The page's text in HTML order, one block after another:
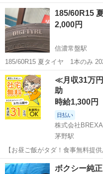
たのでまだまだ使えると思います
長野 大町市 信濃常盤駅
185/60R15
2,000円
信濃常盤駅
185/60R15 夏タイヤ 1本のみ
だまだ使えると思います。
長野 大町市 信濃常盤駅
≪月収31万
助
時給1,300円
日払い
株式会社
茅野駅
【お昼ご飯がタダ！食事無料提
レーターや検査作業！未経験活
赴任旅費会社負担★嬉しい無料
長野 茅野市 茅野駅 そ
ボクシー純